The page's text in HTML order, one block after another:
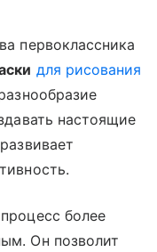
первоклассника
для рисования
настоящие
более
Он позволит